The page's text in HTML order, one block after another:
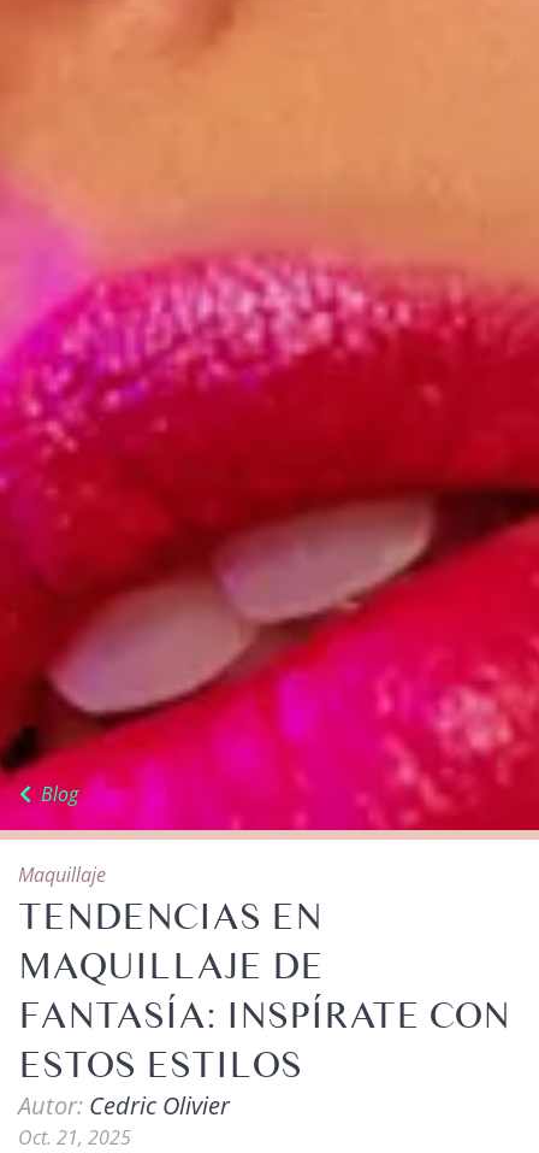
Blog
Maquillaje
TENDENCIAS EN
MAQUILLAJE DE
FANTASÍA: INSPÍRATE CON
ESTOS ESTILOS
Autor: Cedric Olivier
Oct. 21, 2025